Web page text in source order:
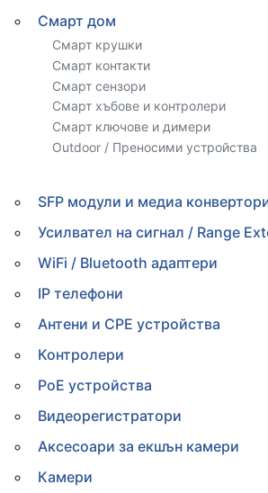
Смарт дом
Смарт крушки
Смарт контакти
Смарт сензори
Смарт хъбове и контролери
Смарт ключове и димери
Outdoor / Преносими устройства
SFP модули и медиа
Усилвател на сигнал / Range
WiFi / Bluetooth адаптери
IP телефони
Антени и CPE устройства
Контролери
PoE устройства
Видеорегистратори
Аксесоари за екшън камери
Камери